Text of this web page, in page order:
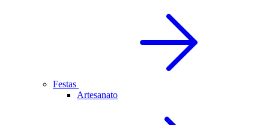
Festas
Artesanato